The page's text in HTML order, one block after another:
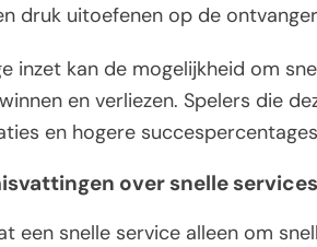
druk uitoefenen op de
inzet kan de mogelijkheid om
en verliezen. Spelers die
en hogere
over snelle services
een snelle service alleen om